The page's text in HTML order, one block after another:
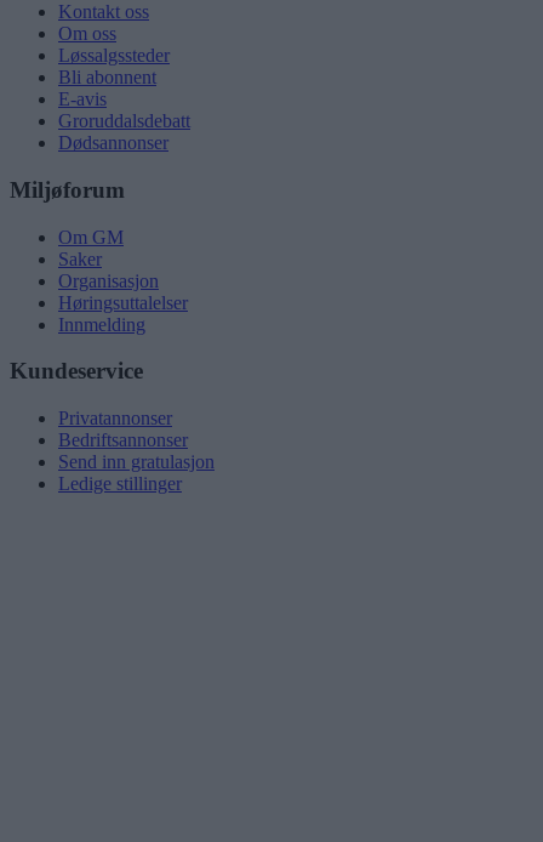
Kontakt oss
Om oss
Løssalgssteder
Bli abonnent
E-avis
Groruddalsdebatt
Dødsannonser
Miljøforum
Om GM
Saker
Organisasjon
Høringsuttalelser
Innmelding
Kundeservice
Privatannonser
Bedriftsannonser
Send inn gratulasjon
Ledige stillinger